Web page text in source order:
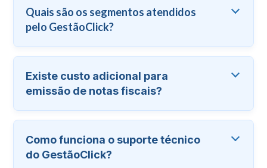
Quais são os segmentos atendidos
pelo GestãoClick?
Existe custo adicional para
emissão de notas fiscais?
Como funciona o suporte técnico
do GestãoClick?